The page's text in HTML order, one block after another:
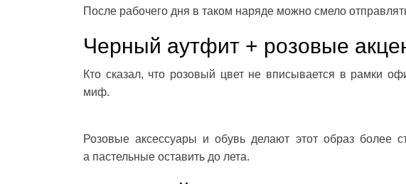
После рабочего дня в таком наряде можно смело
Черный аутфит + розовые
Кто сказал, что розовый цвет не вписывается в рамки
миф.
Розовые аксессуары и обувь делают этот образ более
а пастельные оставить до лета.